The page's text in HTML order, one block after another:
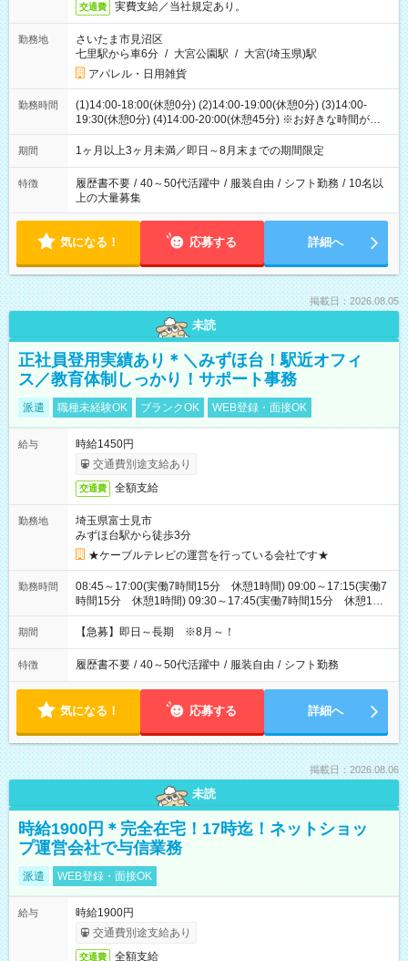
交通費 実費支給／当社規定あり。
勤務地
さいたま市見沼区
七里駅から車6分 / 大宮公園駅 / 大宮(埼玉県)駅
アパレル・日用雑貨
勤務時間
(1)14:00-18:00(休憩0分) (2)14:00-19:00(休憩0分) (3)14:00-
19:30(休憩0分) (4)14:00-20:00(休憩45分) ※お好きな時間が選べ
ます
期間 1ヶ月以上3ヶ月未満／即日～8月末までの期間限定
特徴 履歴書不要 / 40～50代活躍中 / 服装自由 / シフト勤務 / 10名以
上の大量募集
気になる！ 応募する 詳細へ
掲載日：2026.08.05
未読
正社員登用実績あり＊＼みずほ台！駅近オフィ
ス／教育体制しっかり！サポート事務
派遣 職種未経験OK ブランクOK WEB登録・面接OK
給与
時給1450円
交通費別途支給あり
交通費 全額支給
勤務地
埼玉県富士見市
みずほ台駅から徒歩3分
★ケーブルテレビの運営を行っている会社です★
勤務時間
08:45～17:00(実働7時間15分 休憩1時間) 09:00～17:15(実働7
時間15分 休憩1時間) 09:30～17:45(実働7時間15分 休憩1時
間) ※11:45～20:00：週1回程度遅番あります(在宅勤務OK) ※配
属チームにより
期間 【急募】即日～長期 ※8月～！
特徴 履歴書不要 / 40～50代活躍中 / 服装自由 / シフト勤務
気になる！ 応募する 詳細へ
掲載日：2026.08.06
未読
時給1900円＊完全在宅！17時迄！ネットショッ
プ運営会社で与信業務
派遣 WEB登録・面接OK
給与
時給1900円
交通費別途支給あり
交通費 全額支給